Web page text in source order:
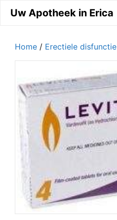
naar
inhoud
Uw Apotheek in Erica
Home / Erectiele disfunctie